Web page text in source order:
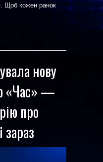
Щоб кожен ранок
нову
«Час» —
про
зараз